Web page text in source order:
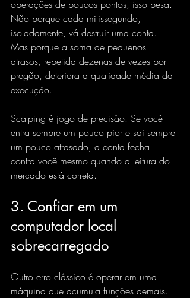
operações de poucos pontos, isso pesa.
Não porque cada milissegundo,
isoladamente, vá destruir uma conta.
Mas porque a soma de pequenos
atrasos, repetida dezenas de vezes por
pregão, deteriora a qualidade média da
execução.
Scalping é jogo de precisão. Se você
entra sempre um pouco pior e sai sempre
um pouco atrasado, a conta fecha
contra você mesmo quando a leitura do
mercado está correta.
3. Confiar em um
computador local
sobrecarregado
Outro erro clássico é operar em uma
máquina que acumula funções demais.